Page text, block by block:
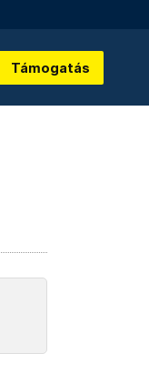
Támogatás